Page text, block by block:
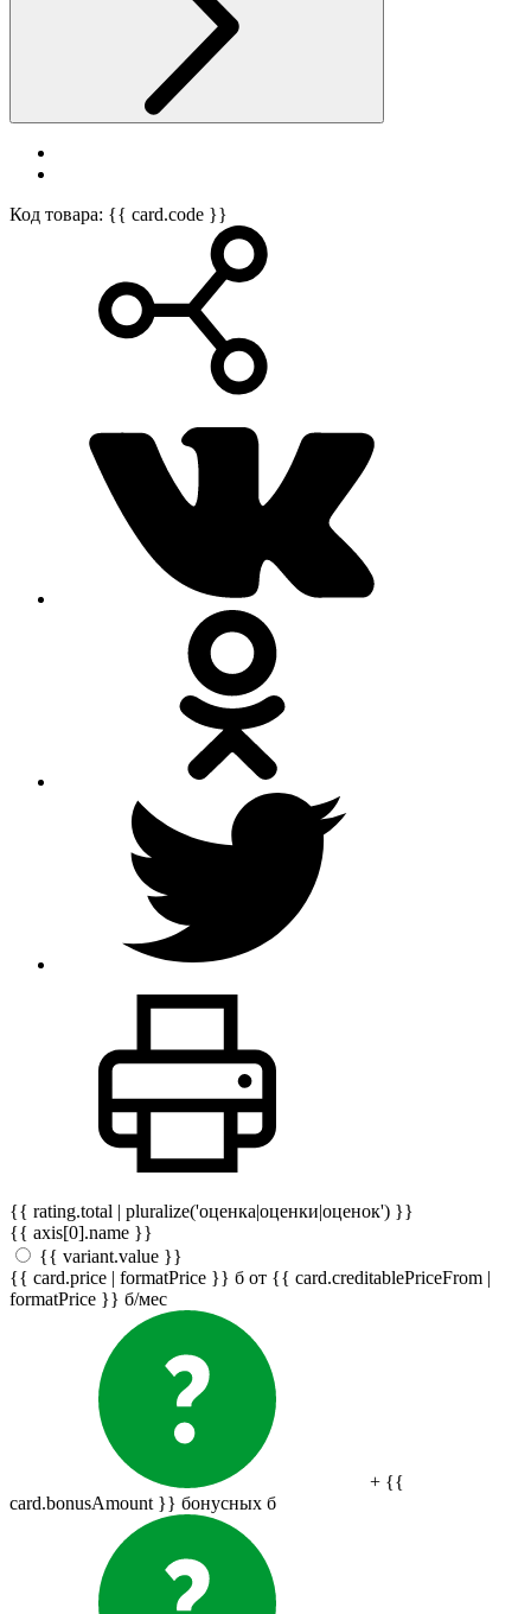
Код товара: {{ card.code }}
{{ rating.total | pluralize('оценка|оценки|оценок') }}
{{ axis[0].name }}
{{ variant.value }}
{{ card.price | formatPrice }} б от {{ card.creditablePriceFrom |
formatPrice }} б/мес
+ {{
card.bonusAmount }} бонусных б